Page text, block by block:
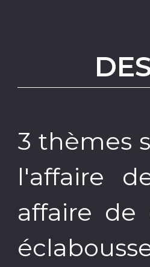
3 thèmes
l'affaire
affaire